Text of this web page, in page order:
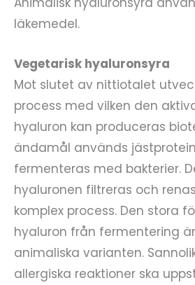
läkemedel.
Vegetarisk hyaluronsyra
Mot slutet av nittiotalet
process med vilken den
hyaluron kan produceras
ändamål används
fermenteras med bakterier.
hyaluronen filtreras och
komplex process. Den stora
hyaluron från fermentering
animaliska varianten.
allergiska reaktioner ska